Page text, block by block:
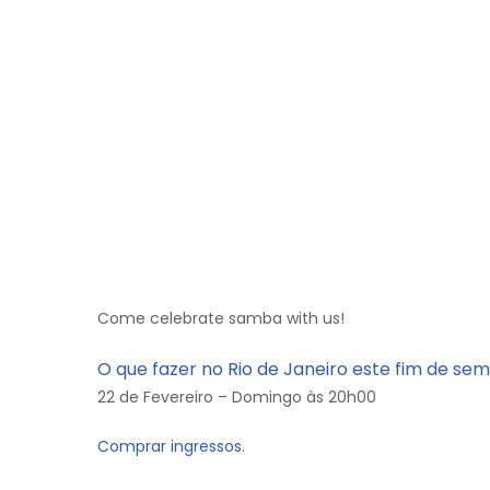
Come celebrate samba with us!
O que fazer no Rio de Janeiro este fim de
22 de Fevereiro – Domingo às 20h00
Comprar ingressos.